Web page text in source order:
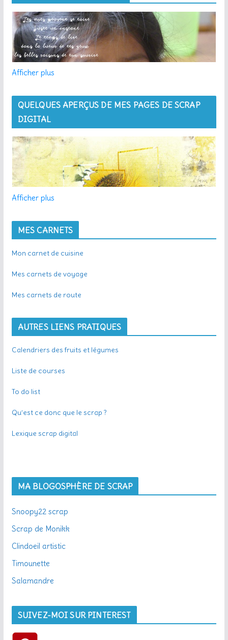
Afficher plus
QUELQUES APERÇUS DE MES PAGES DE SCRAP
DIGITAL
Afficher plus
MES CARNETS
Mon carnet de cuisine
Mes carnets de voyage
Mes carnets de route
AUTRES LIENS PRATIQUES
Calendriers des fruits et légumes
Liste de courses
To do list
Qu’est ce donc que le scrap ?
Lexique scrap digital
MA BLOGOSPHÈRE DE SCRAP
Snoopy22 scrap
Scrap de Monikk
Clindoeil artistic
Timounette
Salamandre
SUIVEZ-MOI SUR PINTEREST